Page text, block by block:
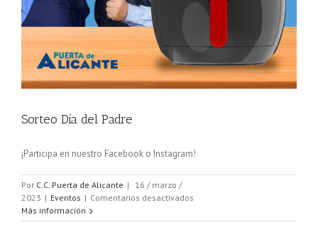
Sorteo Día del Padre
¡Participa en nuestro Facebook o Instagram!
Por C.C. Puerta de Alicante |
16 / marzo /
2023 | Eventos | Comentarios desactivados
Día
Más información